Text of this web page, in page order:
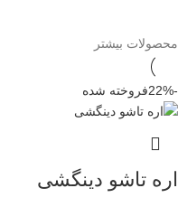
محصولات بیشتر
-22% فروخته شده
اره تاشو دینگشی